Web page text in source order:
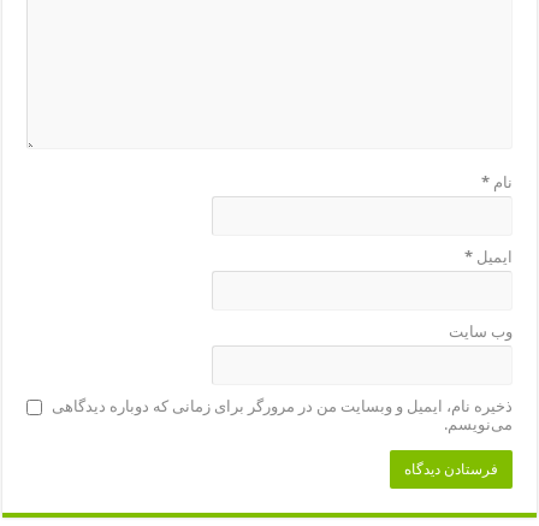
نام*
ایمیل*
وب‌ سایت
ذخیره نام، ایمیل و وبسایت من در مرورگر برای زمانی که دوباره دیدگاهی
می‌نویسم.